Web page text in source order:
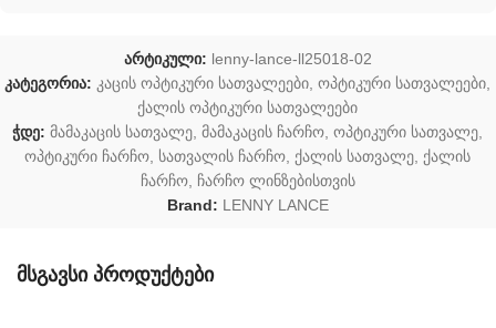
არტიკული: lenny-lance-ll25018-02
კატეგორია: კაცის ოპტიკური სათვალეები, ოპტიკური სათვალეები,
ქალის ოპტიკური სათვალეები
ჭდე: მამაკაცის სათვალე, მამაკაცის ჩარჩო, ოპტიკური სათვალე,
ოპტიკური ჩარჩო, სათვალის ჩარჩო, ქალის სათვალე, ქალის
ჩარჩო, ჩარჩო ლინზებისთვის
Brand: LENNY LANCE
მსგავსი პროდუქტები